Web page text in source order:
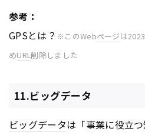
参考：
GPSとは？ ※このWebページは
めURL削除しました
11.ビッグデータ
ビッグデータは「事業に役立